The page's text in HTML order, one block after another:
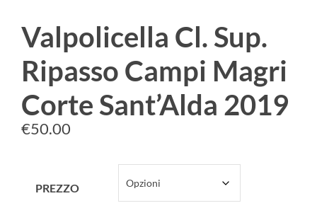
Valpolicella Cl. Sup.
Ripasso Campi Magri
Corte Sant’Alda 2019
€50.00
PREZZO